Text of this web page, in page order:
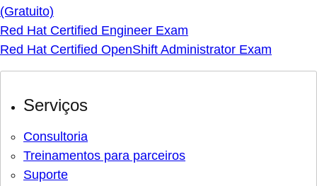
(Gratuito)
Red Hat Certified Engineer Exam
Red Hat Certified OpenShift Administrator Exam
Serviços
Consultoria
Treinamentos para parceiros
Suporte